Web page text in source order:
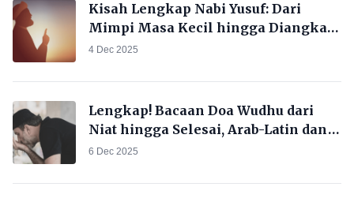
Kisah Lengkap Nabi Yusuf: Dari
Mimpi Masa Kecil hingga Diangkat
Jadi Penguasa dan Wafat di Mesir
4 Dec 2025
Lengkap! Bacaan Doa Wudhu dari
Niat hingga Selesai, Arab-Latin dan
Artinya
6 Dec 2025